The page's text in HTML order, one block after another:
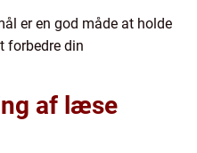
er en god måde at holde
forbedre din
af læse